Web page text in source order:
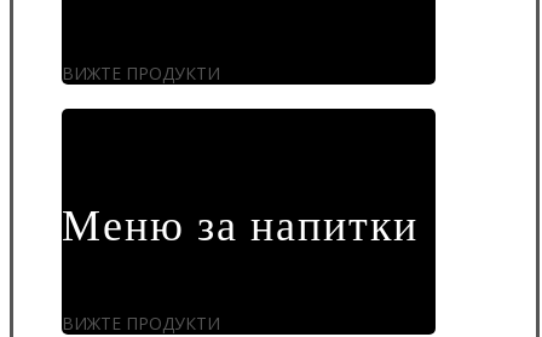
ВИЖТЕ ПРОДУКТИ
Меню за напитки
ВИЖТЕ ПРОДУКТИ